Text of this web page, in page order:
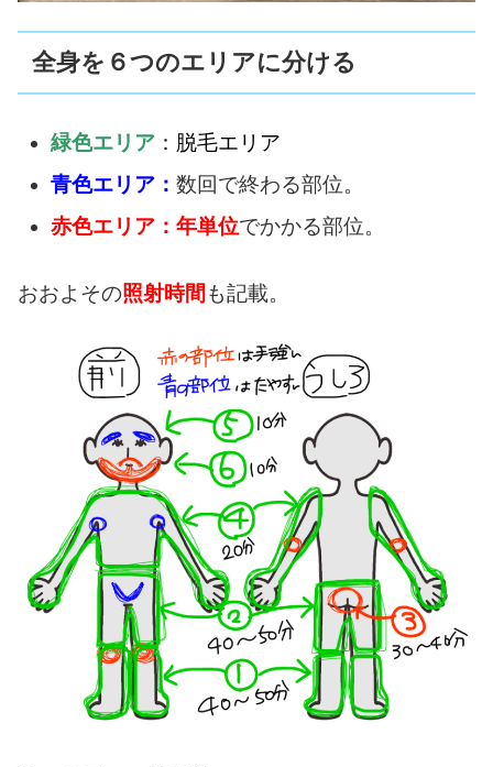
全身を６つのエリアに分ける
緑色エリア：脱毛エリア
青色エリア： 数回で終わる部位。
赤色エリア：年単位でかかる部位。
おおよその照射時間 も記載。